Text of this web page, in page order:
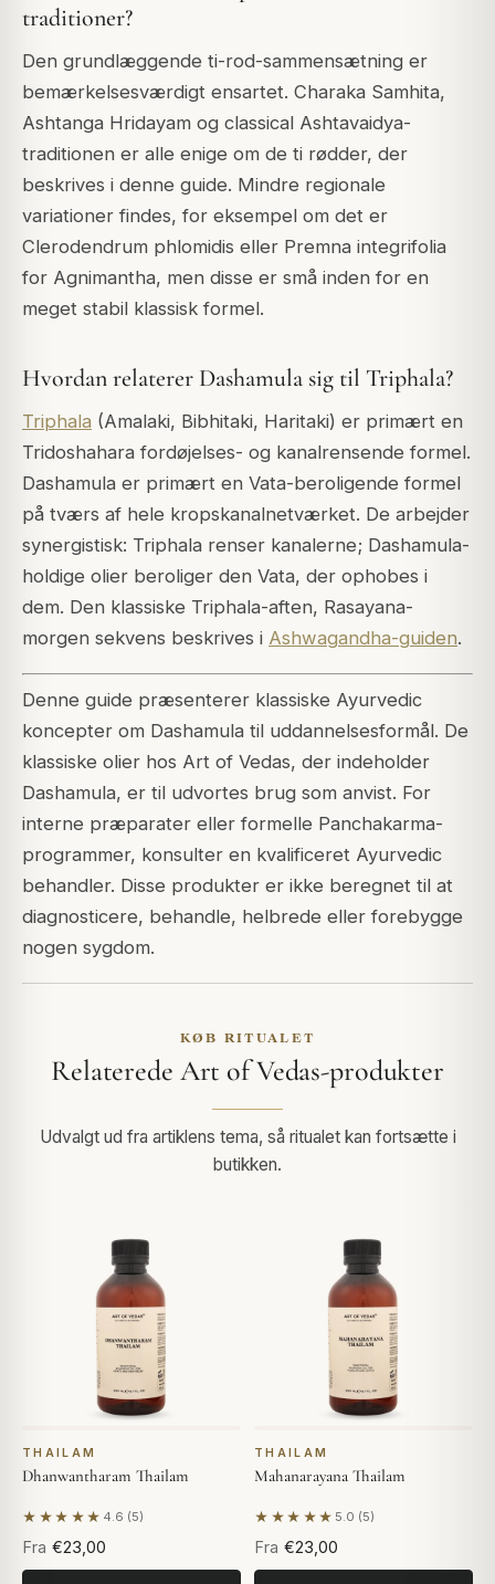
traditioner?
Den grundlæggende ti-rod-sammensætning er
bemærkelsesværdigt ensartet. Charaka Samhita,
Ashtanga Hridayam og classical Ashtavaidya-
traditionen er alle enige om de ti rødder, der
beskrives i denne guide. Mindre regionale
variationer findes, for eksempel om det er
Clerodendrum phlomidis eller Premna integrifolia
for Agnimantha, men disse er små inden for en
meget stabil klassisk formel.
Hvordan relaterer Dashamula sig til Triphala?
Triphala (Amalaki, Bibhitaki, Haritaki) er primært en
Tridoshahara fordøjelses- og kanalrensende formel.
Dashamula er primært en Vata-beroligende formel
på tværs af hele kropskanalnetværket. De arbejder
synergistisk: Triphala renser kanalerne; Dashamula-
holdige olier beroliger den Vata, der ophobes i
dem. Den klassiske Triphala-aften, Rasayana-
morgen sekvens beskrives i Ashwagandha-guiden.
Denne guide præsenterer klassiske Ayurvedic
koncepter om Dashamula til uddannelsesformål. De
klassiske olier hos Art of Vedas, der indeholder
Dashamula, er til udvortes brug som anvist. For
interne præparater eller formelle Panchakarma-
programmer, konsulter en kvalificeret Ayurvedic
behandler. Disse produkter er ikke beregnet til at
diagnosticere, behandle, helbrede eller forebygge
nogen sygdom.
KØB RITUALET
Relaterede Art of Vedas-produkter
Udvalgt ud fra artiklens tema, så ritualet kan fortsætte i
butikken.
THAILAM
Dhanwantharam Thailam
★★★★★ 4.6 (5)
Baseret på 5 anmeldelser
Fra €23,00
THAILAM
Mahanarayana Thailam
★★★★★ 5.0 (5)
Baseret på 5 anmeldelser
Fra €23,00